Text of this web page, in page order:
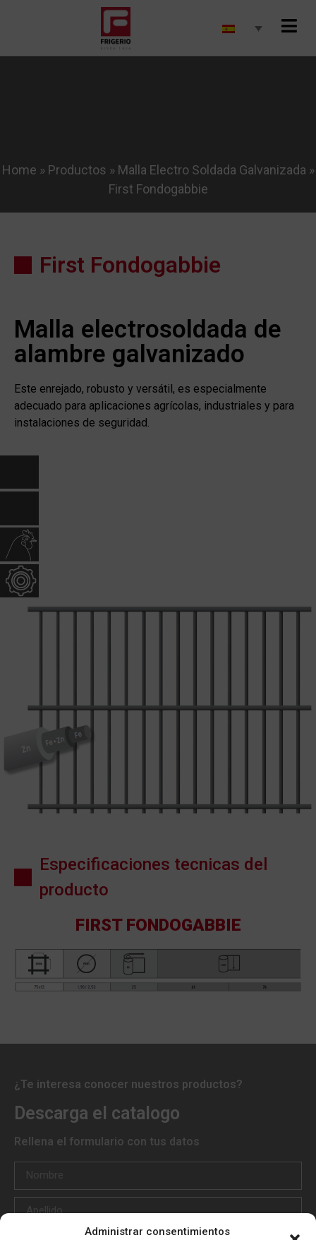
Administrar consentimientos
Home » Productos » Malla Electro Soldada Galvanizada »
First Fondogabbie
First Fondogabbie
Malla electrosoldada de
alambre galvanizado
Este enrejado, robusto y versátil, es especialmente
adecuado para aplicaciones agrícolas, industriales y para
instalaciones de seguridad.
Especificaciones tecnicas del
producto
FIRST FONDOGABBIE
¿Te interesa conocer nuestros productos?
Descarga el catalogo
Rellena el formulario con tus datos